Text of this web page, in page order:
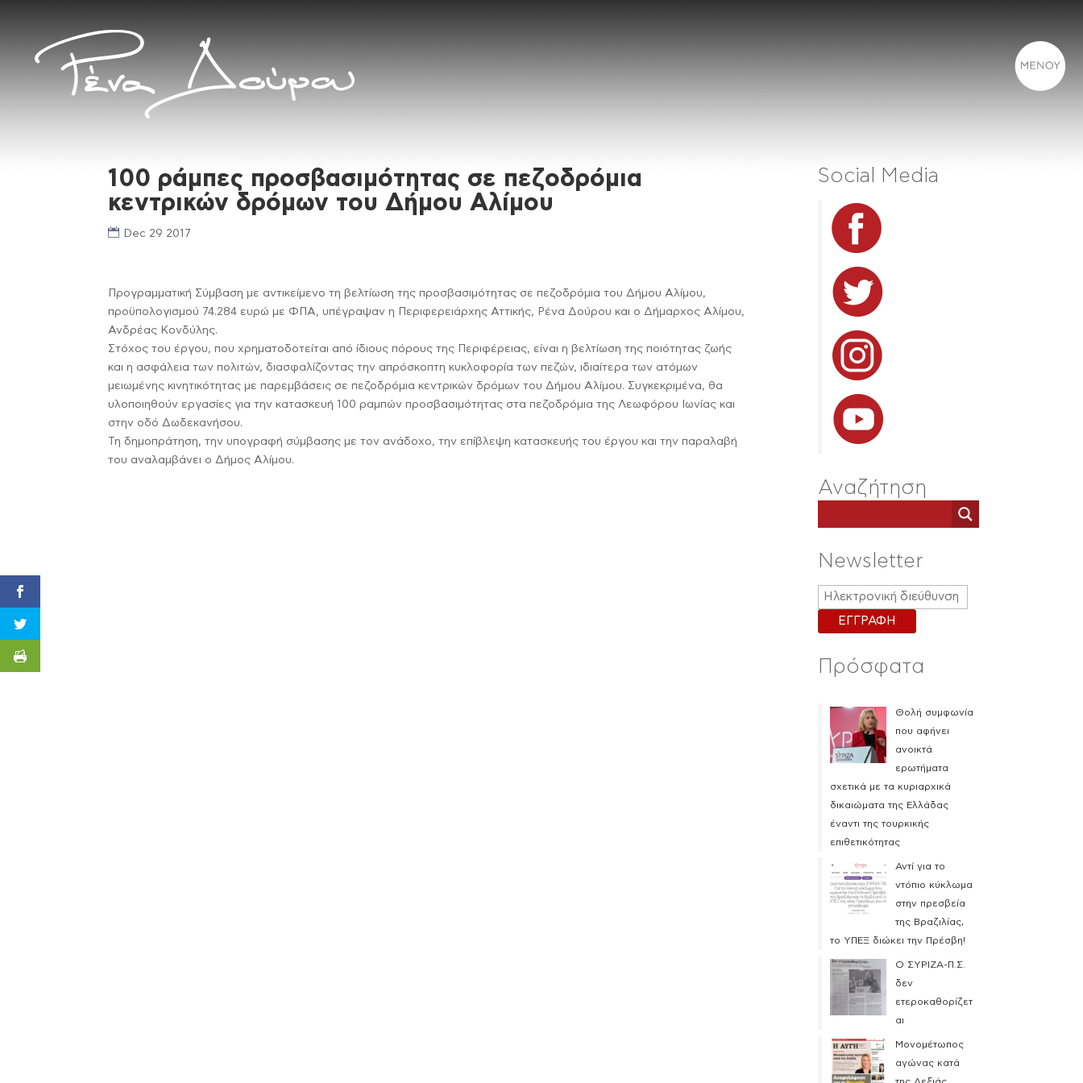
100 ράμπες προσβασιμότητας σε πεζοδρόμια
κεντρικών δρόμων του Δήμου Αλίμου
Dec 29 2017
Προγραμματική Σύμβαση με αντικείμενο τη βελτίωση της προσβασιμότητας σε πεζοδρόμια του Δήμου Αλίμου,
προϋπολογισμού 74.284 ευρώ με ΦΠΑ, υπέγραψαν η Περιφερειάρχης Αττικής, Ρένα Δούρου και ο Δήμαρχος Αλίμου,
Ανδρέας Κονδύλης.
Στόχος του έργου, που χρηματοδοτείται από ίδιους πόρους της Περιφέρειας, είναι η βελτίωση της ποιότητας ζωής
και η ασφάλεια των πολιτών, διασφαλίζοντας την απρόσκοπτη κυκλοφορία των πεζών, ιδιαίτερα των ατόμων
μειωμένης κινητικότητας με παρεμβάσεις σε πεζοδρόμια κεντρικών δρόμων του Δήμου Αλίμου. Συγκεκριμένα, θα
υλοποιηθούν εργασίες για την κατασκευή 100 ραμπών προσβασιμότητας στα πεζοδρόμια της Λεωφόρου Ιωνίας και
στην οδό Δωδεκανήσου.
Τη δημοπράτηση, την υπογραφή σύμβασης με τον ανάδοχο, την επίβλεψη κατασκευής του έργου και την παραλαβή
του αναλαμβάνει ο Δήμος Αλίμου.
Social Media
Αναζήτηση
Newsletter
Πρόσφατα
Θολή συμφωνία
που αφήνει
ανοικτά
ερωτήματα
σχετικά με τα κυριαρχικά
δικαιώματα της Ελλάδας
έναντι της τουρκικής
επιθετικότητας
Αντί για το
ντόπιο κύκλωμα
στην πρεσβεία
της Βραζιλίας,
το ΥΠΕΞ διώκει την Πρέσβη!
Ο ΣΥΡΙΖΑ-Π.Σ.
δεν
ετεροκαθορίζετ
αι
Μονομέτωπος
αγώνας κατά